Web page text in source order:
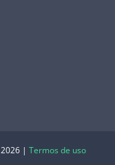
| Termos de uso